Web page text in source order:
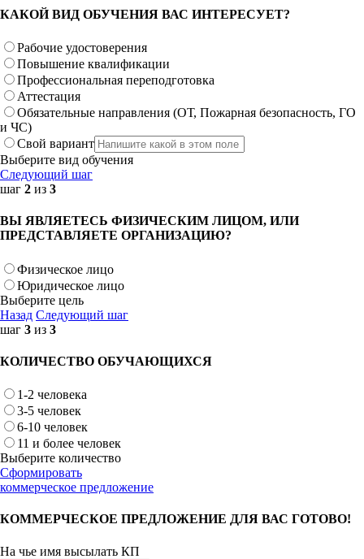
КАКОЙ ВИД ОБУЧЕНИЯ ВАС ИНТЕРЕСУЕТ?
Рабочие удостоверения
Повышение квалификации
Профессиональная переподготовка
Аттестация
Обязательные направления (ОТ, Пожарная безопасность, ГО
и ЧС)
Свой вариант
Выберите вид обучения
Следующий шаг
шаг 2 из 3
ВЫ ЯВЛЯЕТЕСЬ ФИЗИЧЕСКИМ ЛИЦОМ, ИЛИ
ПРЕДСТАВЛЯЕТЕ ОРГАНИЗАЦИЮ?
Физическое лицо
Юридическое лицо
Выберите цель
Назад Следующий шаг
шаг 3 из 3
КОЛИЧЕСТВО ОБУЧАЮЩИХСЯ
1-2 человека
3-5 человек
6-10 человек
11 и более человек
Выберите количество
Сформировать
коммерческое предложение
КОММЕРЧЕСКОЕ ПРЕДЛОЖЕНИЕ ДЛЯ ВАС ГОТОВО!
На чье имя высылать КП